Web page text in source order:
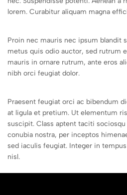
lorem. Curabitur aliquam magna
Proin nec mauris nec ipsum blandit
metus quis odio auctor, sed rutrum
mauris in ornare rutrum, ante eros
nibh orci feugiat dolor.
Praesent feugiat orci ac bibendum
at ligula et pretium. Ut elementum
suscipit. Class aptent taciti
conubia nostra, per inceptos
sed iaculis feugiat. Integer in
nisl.